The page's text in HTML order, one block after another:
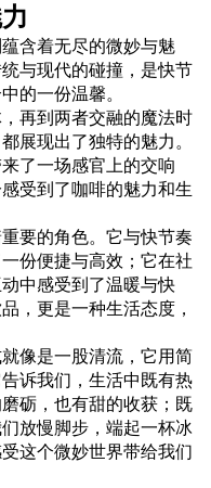
含着无尽的微妙与魅
与现代的碰撞，是快节
的一份温馨。
再到两者交融的魔法时
展现出了独特的魅力。
了一场感官上的交响
受到了咖啡的魅力和生
要的角色。它与快节奏
份便捷与高效；它在社
中感受到了温暖与快
，更是一种生活态度，
像是一股清流，它用简
诉我们，生活中既有热
砺，也有甜的收获；既
放慢脚步，端起一杯冰
这个微妙世界带给我们